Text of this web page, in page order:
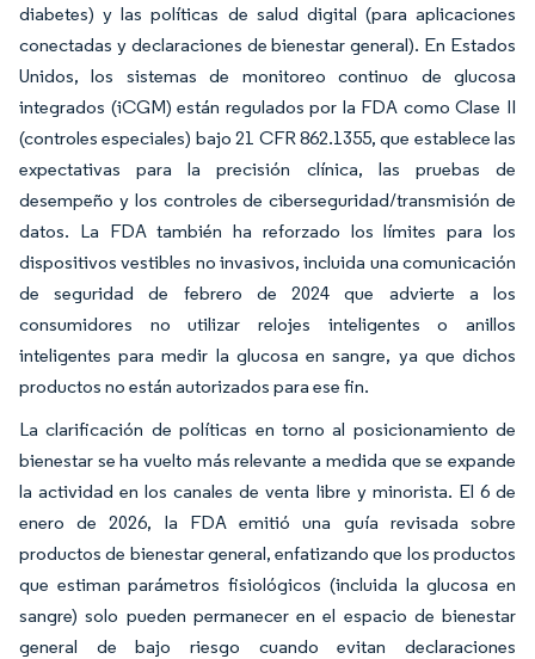
diabetes) y las políticas de salud digital (para aplicaciones
conectadas y declaraciones de bienestar general). En Estados
Unidos, los sistemas de monitoreo continuo de glucosa
integrados (iCGM) están regulados por la FDA como Clase II
(controles especiales) bajo 21 CFR 862.1355, que establece las
expectativas para la precisión clínica, las pruebas de
desempeño y los controles de ciberseguridad/transmisión de
datos. La FDA también ha reforzado los límites para los
dispositivos vestibles no invasivos, incluida una comunicación
de seguridad de febrero de 2024 que advierte a los
consumidores no utilizar relojes inteligentes o anillos
inteligentes para medir la glucosa en sangre, ya que dichos
productos no están autorizados para ese fin.
La clarificación de políticas en torno al posicionamiento de
bienestar se ha vuelto más relevante a medida que se expande
la actividad en los canales de venta libre y minorista. El 6 de
enero de 2026, la FDA emitió una guía revisada sobre
productos de bienestar general, enfatizando que los productos
que estiman parámetros fisiológicos (incluida la glucosa en
sangre) solo pueden permanecer en el espacio de bienestar
general de bajo riesgo cuando evitan declaraciones